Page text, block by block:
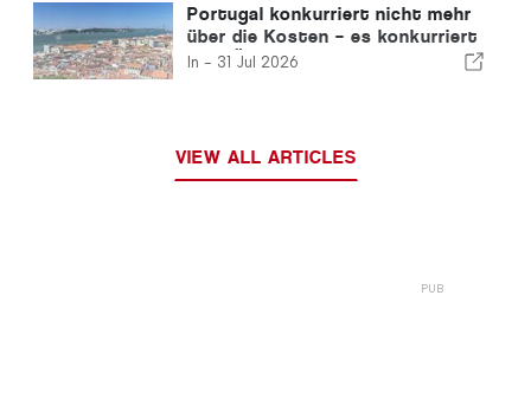
Portugal konkurriert nicht mehr
über die Kosten – es konkurriert
über Ökosysteme
In - 31 Jul 2026
VIEW ALL ARTICLES